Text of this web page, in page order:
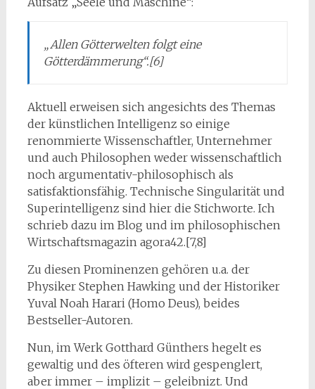
„Allen Götterwelten folgt eine
Götterdämmerung“.[6]
Aktuell erweisen sich angesichts des Themas
der künstlichen Intelligenz so einige
renommierte Wissenschaftler, Unternehmer
und auch Philosophen weder wissenschaftlich
noch argumentativ-philosophisch als
satisfaktionsfähig. Technische Singularität und
Superintelligenz sind hier die Stichworte. Ich
schrieb dazu im Blog und im philosophischen
Wirtschaftsmagazin agora42.[7,8]
Zu diesen Prominenzen gehören u.a. der
Physiker Stephen Hawking und der Historiker
Yuval Noah Harari (Homo Deus), beides
Bestseller-Autoren.
Nun, im Werk Gotthard Günthers hegelt es
gewaltig und des öfteren wird gespenglert,
aber immer – implizit – geleibnizt. Und